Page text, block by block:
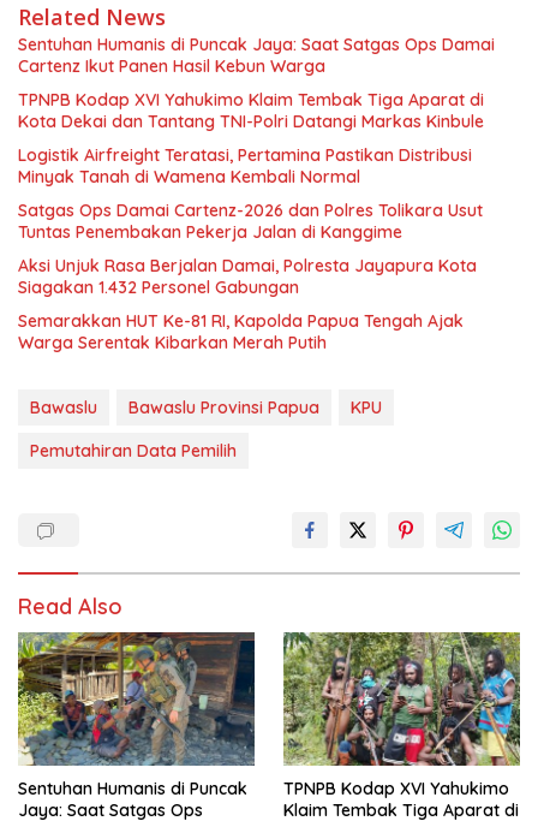
Related News
Sentuhan Humanis di Puncak Jaya: Saat Satgas Ops Damai
Cartenz Ikut Panen Hasil Kebun Warga
TPNPB Kodap XVI Yahukimo Klaim Tembak Tiga Aparat di
Kota Dekai dan Tantang TNI-Polri Datangi Markas Kinbule
Logistik Airfreight Teratasi, Pertamina Pastikan Distribusi
Minyak Tanah di Wamena Kembali Normal
Satgas Ops Damai Cartenz-2026 dan Polres Tolikara Usut
Tuntas Penembakan Pekerja Jalan di Kanggime
Aksi Unjuk Rasa Berjalan Damai, Polresta Jayapura Kota
Siagakan 1.432 Personel Gabungan
Semarakkan HUT Ke-81 RI, Kapolda Papua Tengah Ajak
Warga Serentak Kibarkan Merah Putih
Bawaslu Bawaslu Provinsi Papua
KPU
Pemutahiran Data Pemilih
Read Also
Sentuhan Humanis di Puncak
Jaya: Saat Satgas Ops
TPNPB Kodap XVI Yahukimo
Klaim Tembak Tiga Aparat di